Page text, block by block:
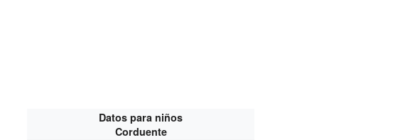
Datos para niños
Corduente